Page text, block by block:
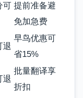
可 提前准备避
免加急费
退
早鸟优惠可
省15%
退
批量翻译享
折扣